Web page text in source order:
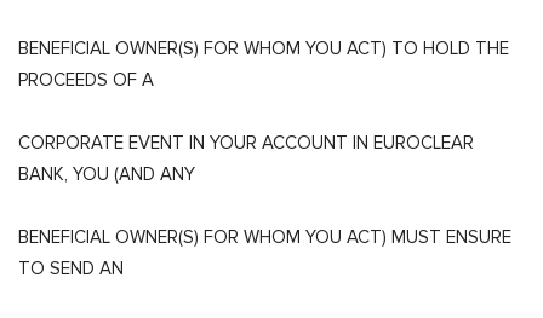
BENEFICIAL OWNER(S) FOR WHOM YOU ACT) TO HOLD THE
PROCEEDS OF A
CORPORATE EVENT IN YOUR ACCOUNT IN EUROCLEAR
BANK, YOU (AND ANY
BENEFICIAL OWNER(S) FOR WHOM YOU ACT) MUST ENSURE
TO SEND AN